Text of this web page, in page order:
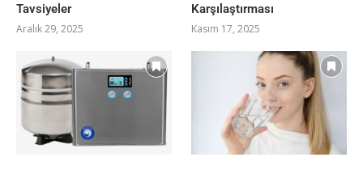
Tavsiyeler
Aralık 29, 2025
Karşılaştırması
Kasım 17, 2025